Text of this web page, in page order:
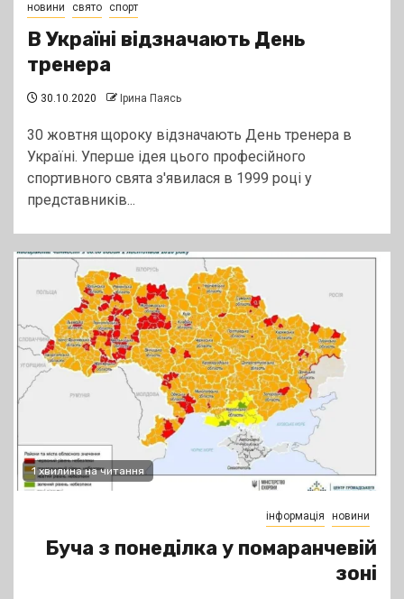
новини свято спорт
В Україні відзначають День
тренера
30.10.2020 Ірина Паясь
30 жовтня щороку відзначають День тренера в
Україні. Уперше ідея цього професійного
спортивного свята з'явилася в 1999 році у
представників...
1 хвилина на читання
інформація новини
Буча з понеділка у помаранчевій
зоні